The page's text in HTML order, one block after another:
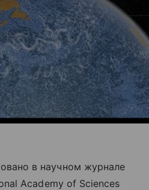
в научном журнале
Academy of Sciences